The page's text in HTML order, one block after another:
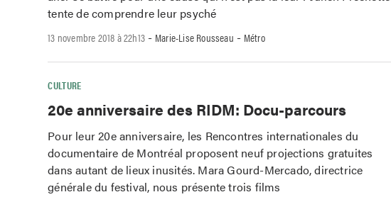
tente de comprendre leur psyché
13 novembre 2018 à 22h13 - Marie-Lise Rousseau - Métro
CULTURE
20e anniversaire des RIDM: Docu-parcours
Pour leur 20e anniversaire, les Rencontres internationales du
documentaire de Montréal proposent neuf projections gratuites
dans autant de lieux inusités. Mara Gourd-Mercado, directrice
générale du festival, nous présente trois films